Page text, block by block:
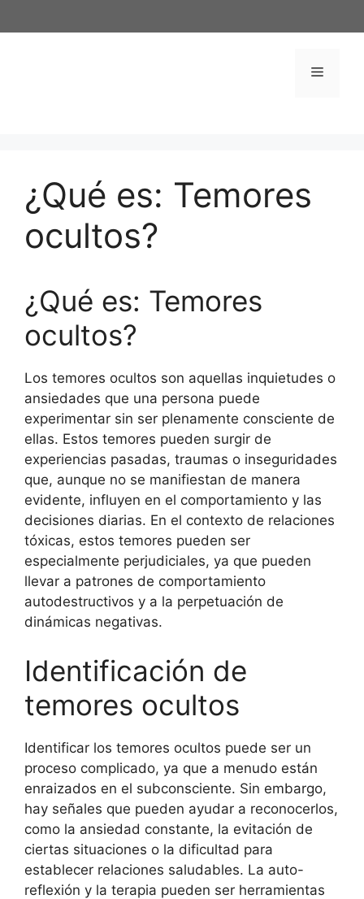
al
Menú
¿Qué es: Temores
ocultos?
¿Qué es: Temores
ocultos?
Los temores ocultos son aquellas inquietudes o
ansiedades que una persona puede
experimentar sin ser plenamente consciente de
ellas. Estos temores pueden surgir de
experiencias pasadas, traumas o inseguridades
que, aunque no se manifiestan de manera
evidente, influyen en el comportamiento y las
decisiones diarias. En el contexto de relaciones
tóxicas, estos temores pueden ser
especialmente perjudiciales, ya que pueden
llevar a patrones de comportamiento
autodestructivos y a la perpetuación de
dinámicas negativas.
Identificación de
temores ocultos
Identificar los temores ocultos puede ser un
proceso complicado, ya que a menudo están
enraizados en el subconsciente. Sin embargo,
hay señales que pueden ayudar a reconocerlos,
como la ansiedad constante, la evitación de
ciertas situaciones o la dificultad para
establecer relaciones saludables. La auto-
reflexión y la terapia pueden ser herramientas